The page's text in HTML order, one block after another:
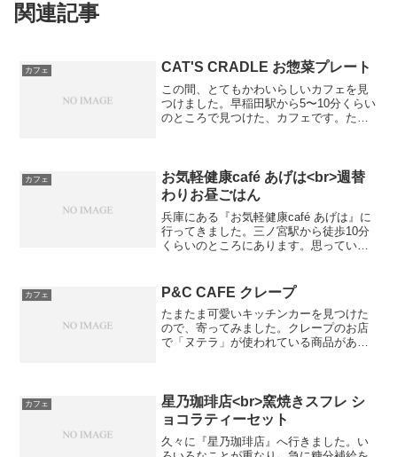
関連記事
カフェ CAT'S CRADLE お惣菜プレート
この間、とてもかわいらしいカフェを見
つけました。早稲田駅から5〜10分くらい
のところで見つけた、カフェです。たく
し古く座り心地はあま...
カフェ
お気軽健康café あげは<br>週替
わりお昼ごはん
兵庫にある『お気軽健康café あげは』に
行ってきました。三ノ宮駅から徒歩10分
くらいのところにあります。思っていた
り混んでいませんでした。混雑時のみテ
ラス席が使えるよ...
カフェ P&C CAFE クレープ
たまたま可愛いキッチンカーを見つけた
ので、寄ってみました。クレープのお店
で「ヌテラ」が使われている商品があっ
材料を混ぜ合わせた、チョ...
カフェ
星乃珈琲店<br>窯焼きスフレ シ
ョコラティーセット
久々に『星乃珈琲店』へ行きました。い